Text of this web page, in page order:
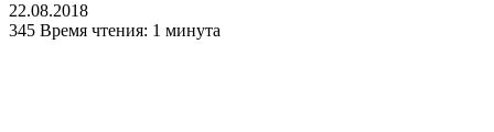
22.08.2018
345 Время чтения: 1 минута